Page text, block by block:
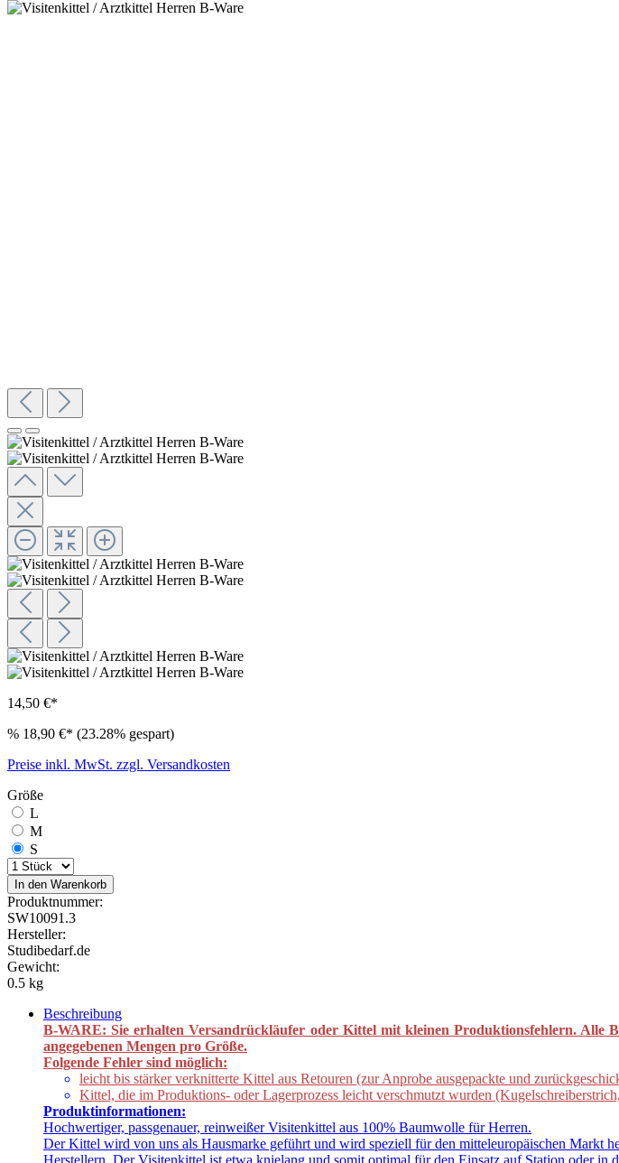
14,50 €*
% 18,90 €* (23.28% gespart)
Preise inkl. MwSt. zzgl. Versandkosten
Größe
L
M
S
In den Warenkorb
Produktnummer:
SW10091.3
Hersteller:
Studibedarf.de
Gewicht:
0.5 kg
Beschreibung
B-WARE: Sie erhalten Versandrückläufer oder Kittel mit kleinen Produktionsfehlern. Alle
angegebenen Mengen pro Größe.
Folgende Fehler sind möglich:
leicht bis stärker verknitterte Kittel aus Retouren (zur Anprobe ausgepackte und
Kittel, die im Produktions- oder Lagerprozess leicht verschmutzt wurden
Produktinformationen:
Hochwertiger, passgenauer, reinweißer Visitenkittel aus 100% Baumwolle für Herren.
Der Kittel wird von uns als Hausmarke geführt und wird speziell für den mitteleuropäischen Markt
Herstellern. Der Visitenkittel ist etwa knielang und somit optimal für den Einsatz auf Station oder in